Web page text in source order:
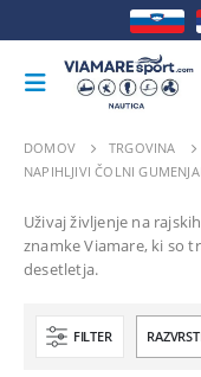
DOMOV TRGOVINA
NAPIHLJIVI ČOLNI
Uživaj življenje na
znamke Viamare, ki so
desetletja.
FILTER